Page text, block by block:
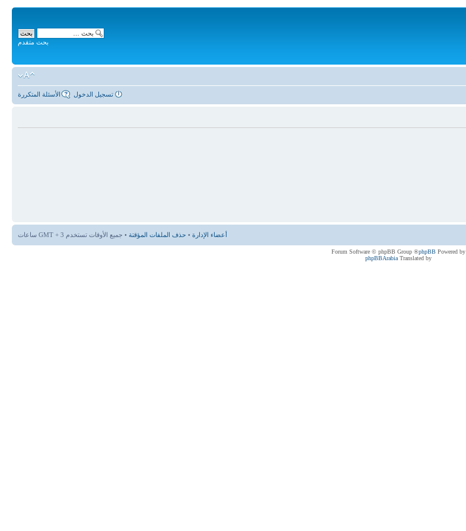
بحث متقدم
الأسئلة المتكررة تسجيل الدخول
أعضاء الإدارة • حذف الملفات المؤقتة • جميع الأوقات تستخدم GMT + 3 ساعات
Powered by
phpBB
® Forum Software © phpBB Group
Translated by
phpBBArabia